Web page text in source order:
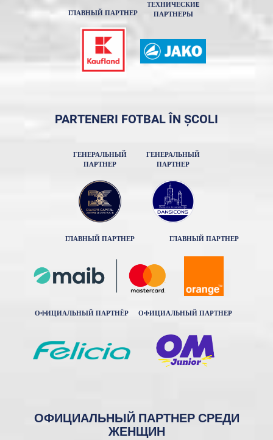
ГЛАВНЫЙ ПАРТНЕР
ТЕХНИЧЕСКИE
ПАРТНЕРЫ
PARTENERI FOTBAL ÎN ȘCOLI
ГЕНЕРАЛЬНЫЙ
ПАРТНЕР
ГЕНЕРАЛЬНЫЙ
ПАРТНЕР
ГЛАВНЫЙ ПАРТНЕР ГЛАВНЫЙ ПАРТНЕР
ОФИЦИАЛЬНЫЙ ПАРТНЁР ОФИЦИАЛЬНЫЙ ПАРТНЕР
ОФИЦИАЛЬНЫЙ ПАРТНЕР СРЕДИ
ЖЕНЩИН